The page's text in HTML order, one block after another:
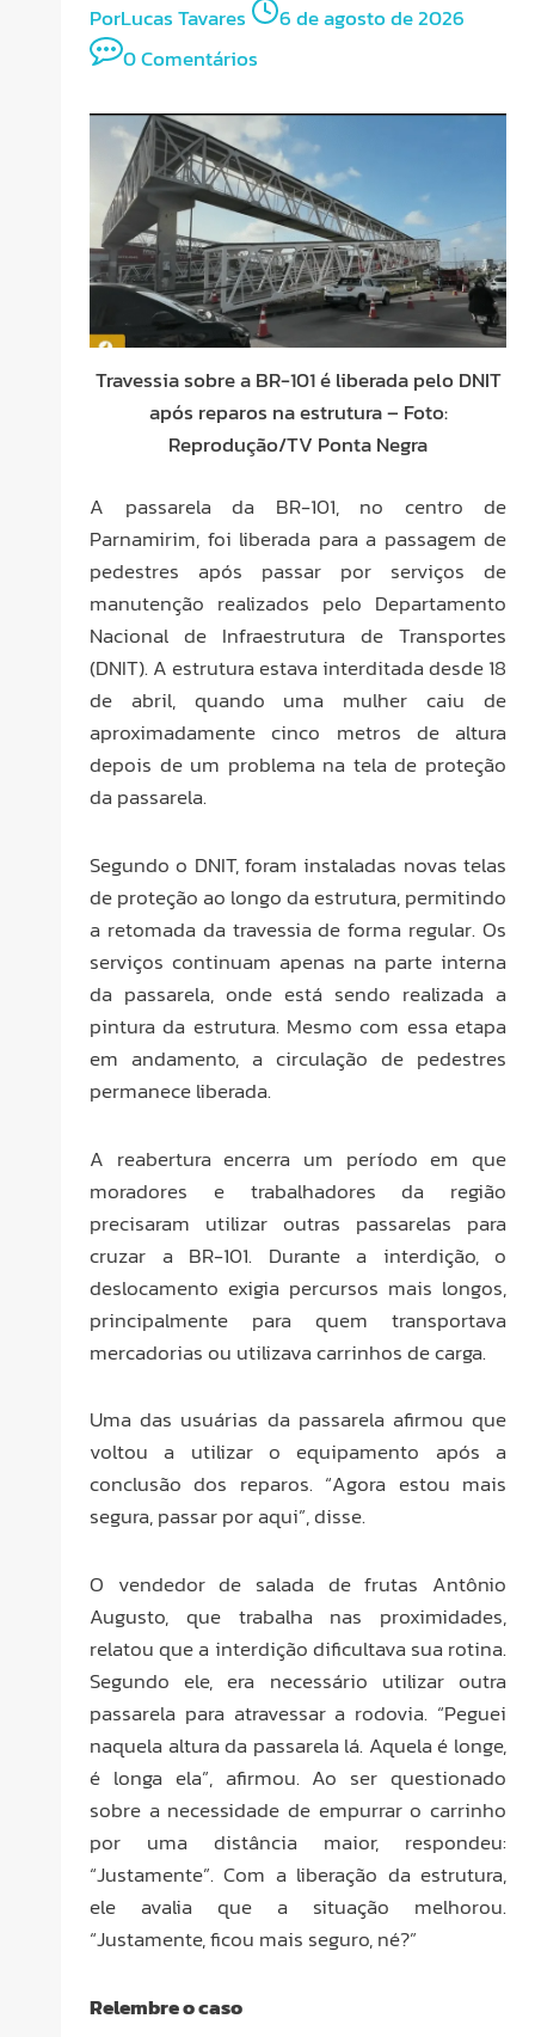
PorLucas Tavares
6 de agosto de 2026
0 Comentários
Travessia sobre a BR-101 é liberada pelo DNIT
após reparos na estrutura – Foto:
Reprodução/TV Ponta Negra
A passarela da BR-101, no centro de
Parnamirim, foi liberada para a passagem de
pedestres após passar por serviços de
manutenção realizados pelo Departamento
Nacional de Infraestrutura de Transportes
(DNIT). A estrutura estava interditada desde 18
de abril, quando uma mulher caiu de
aproximadamente cinco metros de altura
depois de um problema na tela de proteção
da passarela.
Segundo o DNIT, foram instaladas novas telas
de proteção ao longo da estrutura, permitindo
a retomada da travessia de forma regular. Os
serviços continuam apenas na parte interna
da passarela, onde está sendo realizada a
pintura da estrutura. Mesmo com essa etapa
em andamento, a circulação de pedestres
permanece liberada.
A reabertura encerra um período em que
moradores e trabalhadores da região
precisaram utilizar outras passarelas para
cruzar a BR-101. Durante a interdição, o
deslocamento exigia percursos mais longos,
principalmente para quem transportava
mercadorias ou utilizava carrinhos de carga.
Uma das usuárias da passarela afirmou que
voltou a utilizar o equipamento após a
conclusão dos reparos. “Agora estou mais
segura, passar por aqui”, disse.
O vendedor de salada de frutas Antônio
Augusto, que trabalha nas proximidades,
relatou que a interdição dificultava sua rotina.
Segundo ele, era necessário utilizar outra
passarela para atravessar a rodovia. “Peguei
naquela altura da passarela lá. Aquela é longe,
é longa ela”, afirmou. Ao ser questionado
sobre a necessidade de empurrar o carrinho
por uma distância maior, respondeu:
“Justamente”. Com a liberação da estrutura,
ele avalia que a situação melhorou.
“Justamente, ficou mais seguro, né?”
Relembre o caso